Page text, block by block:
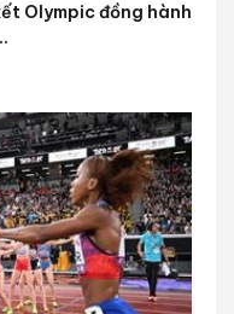
Olympic đồng hành